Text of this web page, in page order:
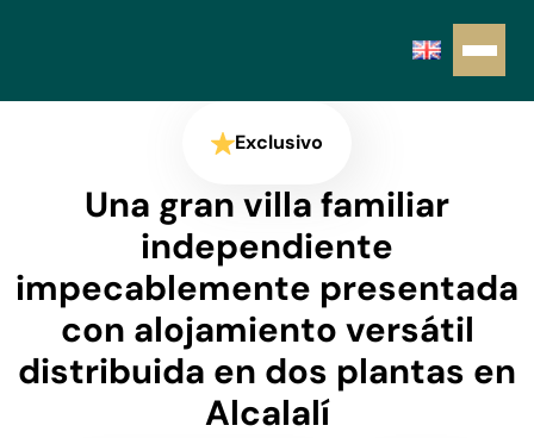
Exclusivo
Una gran villa familiar
independiente
impecablemente presentada
con alojamiento versátil
distribuida en dos plantas en
Alcalalí